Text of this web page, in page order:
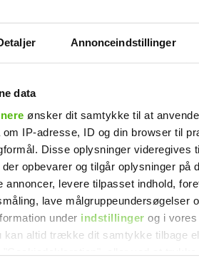
Annonceindstillinger
data
ønsker dit samtykke til at
om IP-adresse, ID og din browser til
Disse oplysninger videregives
opbevarer og tilgår oplysninger på
annoncer, levere tilpasset indhold,
lave målgruppeundersøgelser
under indstillinger og i vores
kan altid trække dit samtykke tilbage
2026: Her